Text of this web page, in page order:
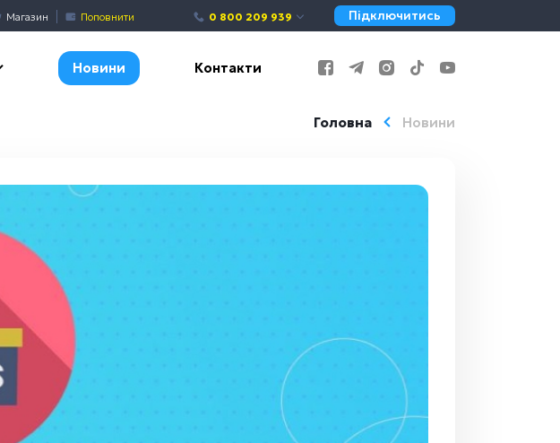
Магазин Поповнити 0 800 209 939 Підключитись
Новини Контакти
Головна Новини